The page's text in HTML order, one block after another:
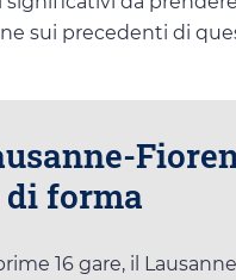
sui precedenti di
di forma
16 gare, il